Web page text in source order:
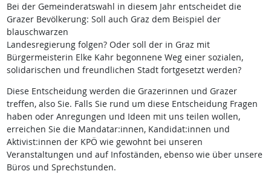
Bei der Gemeinderatswahl in diesem Jahr entscheidet die
Grazer Bevölkerung: Soll auch Graz dem Beispiel der
blauschwarzen
Landesregierung folgen? Oder soll der in Graz mit
Bürgermeisterin Elke Kahr begonnene Weg einer sozialen,
solidarischen und freundlichen Stadt fortgesetzt werden?
Diese Entscheidung werden die Grazerinnen und Grazer
treffen, also Sie. Falls Sie rund um diese Entscheidung Fragen
haben oder Anregungen und Ideen mit uns teilen wollen,
erreichen Sie die Mandatar:innen, Kandidat:innen und
Aktivist:innen der KPÖ wie gewohnt bei unseren
Veranstaltungen und auf Infoständen, ebenso wie über unsere
Büros und Sprechstunden.